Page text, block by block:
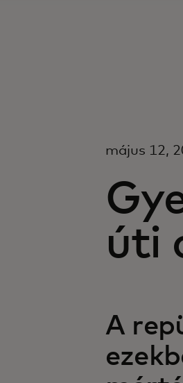
május 12,
úti
A